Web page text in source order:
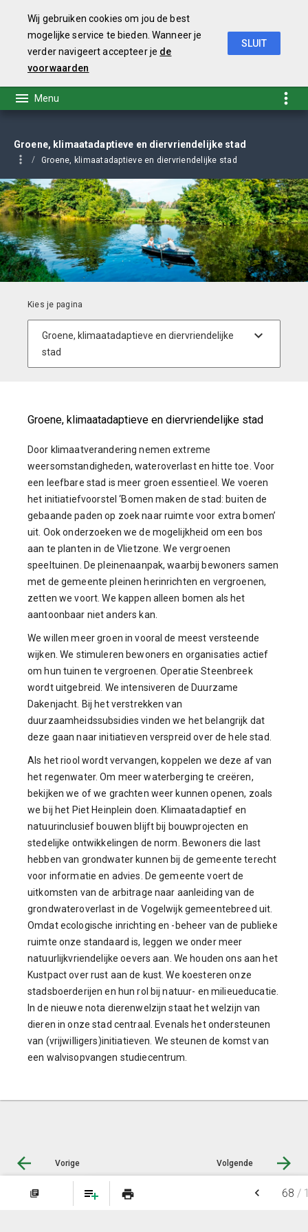
Groene, klimaatadaptieve en diervriendelijke stad
Groene, klimaatadaptieve en diervriendelijke stad
Groene, klimaatadaptieve en diervriendelijke stad
Door klimaatverandering nemen extreme
weersomstandigheden, wateroverlast en hitte toe. Voor
een leefbare stad is meer groen essentieel. We voeren
het initiatiefvoorstel ‘Bomen maken de stad: buiten de
gebaande paden op zoek naar ruimte voor extra bomen’
uit. Ook onderzoeken we de mogelijkheid om een bos
aan te planten in de Vlietzone. We vergroenen
speeltuinen. De pleinenaanpak, waarbij bewoners samen
met de gemeente pleinen herinrichten en vergroenen,
zetten we voort. We kappen alleen bomen als het
aantoonbaar niet anders kan.
We willen meer groen in vooral de meest versteende
wijken. We stimuleren bewoners en organisaties actief
om hun tuinen te vergroenen. Operatie Steenbreek
wordt uitgebreid. We intensiveren de Duurzame
Dakenjacht. Bij het verstrekken van
duurzaamheidssubsidies vinden we het belangrijk dat
deze gaan naar initiatieven verspreid over de hele stad.
Als het riool wordt vervangen, koppelen we deze af van
het regenwater. Om meer waterberging te creëren,
bekijken we of we grachten weer kunnen openen, zoals
we bij het Piet Heinplein doen. Klimaatadaptief en
natuurinclusief bouwen blijft bij bouwprojecten en
stedelijke ontwikkelingen de norm. Bewoners die last
hebben van grondwater kunnen bij de gemeente terecht
voor informatie en advies. De gemeente voert de
uitkomsten van de arbitrage naar aanleiding van de
grondwateroverlast in de Vogelwijk gemeentebreed uit.
Omdat ecologische inrichting en -beheer van de publieke
ruimte onze standaard is, leggen we onder meer
natuurlijkvriendelijke oevers aan. We houden ons aan het
Kustpact over rust aan de kust. We koesteren onze
stadsboerderijen en hun rol bij natuur- en milieueducatie.
In de nieuwe nota dierenwelzijn staat het welzijn van
dieren in onze stad centraal. Evenals het ondersteunen
van (vrijwilligers)initiatieven. We steunen de komst van
een walvisopvangen studiecentrum.
Vorige Volgende
© LIAS Software|
Wij gebruiken cookies om jou de best
mogelijke service te bieden. Wanneer je
verder navigeert accepteer je de
voorwaarden
SLUIT
NOTITIES FAVORIETEN
library_books print keyboard_arrow_left 68 /